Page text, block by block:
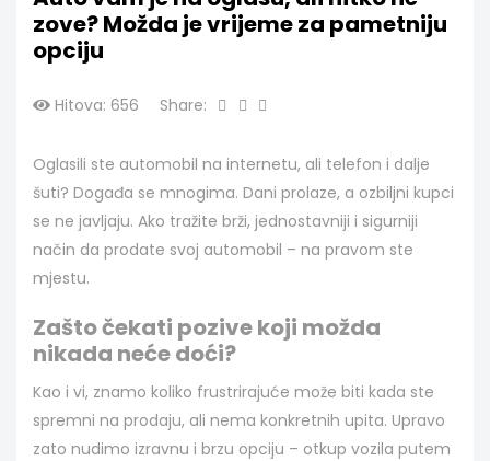
zove? Možda je vrijeme za pametniju
opciju
Hitova: 656 Share:
Oglasili ste automobil na internetu, ali telefon i dalje
šuti? Događa se mnogima. Dani prolaze, a ozbiljni kupci
se ne javljaju. Ako tražite brži, jednostavniji i sigurniji
način da prodate svoj automobil – na pravom ste
mjestu.
Zašto čekati pozive koji možda
nikada neće doći?
Kao i vi, znamo koliko frustrirajuće može biti kada ste
spremni na prodaju, ali nema konkretnih upita. Upravo
zato nudimo izravnu i brzu opciju – otkup vozila putem